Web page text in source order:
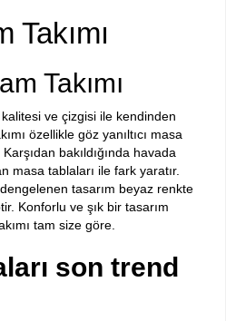
Takımı
Takımı
kalitesi ve çizgisi ile kendinden
özellikle göz yanıltıcı masa
bakıldığında havada
masa tablaları ile fark yaratır.
tasarım beyaz renkte
Konforlu ve şık bir tasarım
tam size göre.
son trend